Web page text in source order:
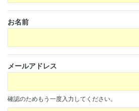
お問い合わせ
閉じる
お名前
メールアドレス
確認のためもう一度入力してください。